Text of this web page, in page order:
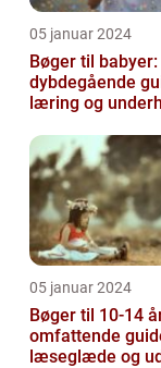
05 januar 2024
Bøger til babyer:
dybdegående
læring og
05 januar 2024
Bøger til 10-14
omfattende
læseglæde og